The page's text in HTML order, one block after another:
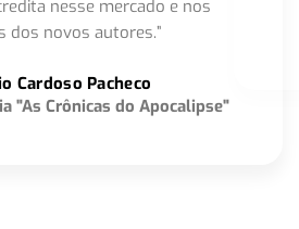
nesse mercado e nos
dos novos autores.”
Cardoso Pacheco
"As Crônicas do Apocalipse"